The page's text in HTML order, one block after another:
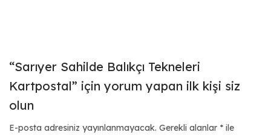
“Sarıyer Sahilde Balıkçı Tekneleri
Kartpostal” için yorum yapan ilk kişi siz
olun
E-posta adresiniz yayınlanmayacak. Gerekli alanlar * ile